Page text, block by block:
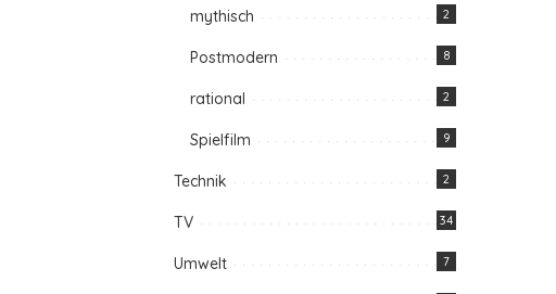
mythisch 2
Postmodern 8
rational 2
Spielfilm 9
Technik 2
TV 34
Umwelt 7